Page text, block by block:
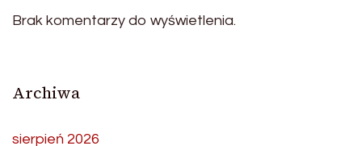
Brak komentarzy do wyświetlenia.
Archiwa
sierpień 2026